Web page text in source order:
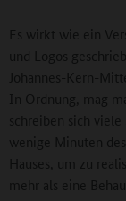
Es wirkt wie ein
und Logos
Johannes-Kern-
In Ordnung, mag
schreiben sich
wenige Minuten
Hauses, um zu
mehr als eine